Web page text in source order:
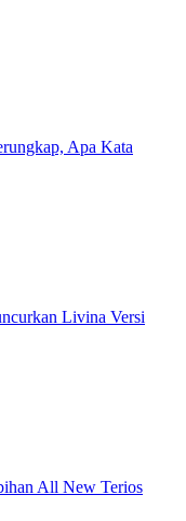
Apa Kata
Livina Versi
All New Terios